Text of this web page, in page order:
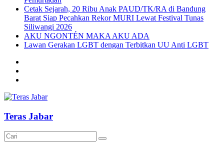
Cetak Sejarah, 20 Ribu Anak PAUD/TK/RA di Bandung
Barat Siap Pecahkan Rekor MURI Lewat Festival Tunas
Siliwangi 2026
AKU NGONTÉN MAKA AKU ADA
Lawan Gerakan LGBT dengan Terbitkan UU Anti LGBT
Teras Jabar